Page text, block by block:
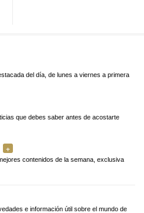
del día, de lunes a viernes a primera
que debes saber antes de acostarte
contenidos de la semana, exclusiva
e información útil sobre el mundo de